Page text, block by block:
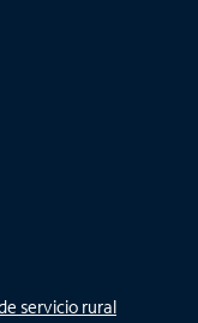
servicio rural